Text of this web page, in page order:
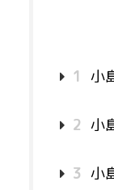
1 小
2 小
3 小